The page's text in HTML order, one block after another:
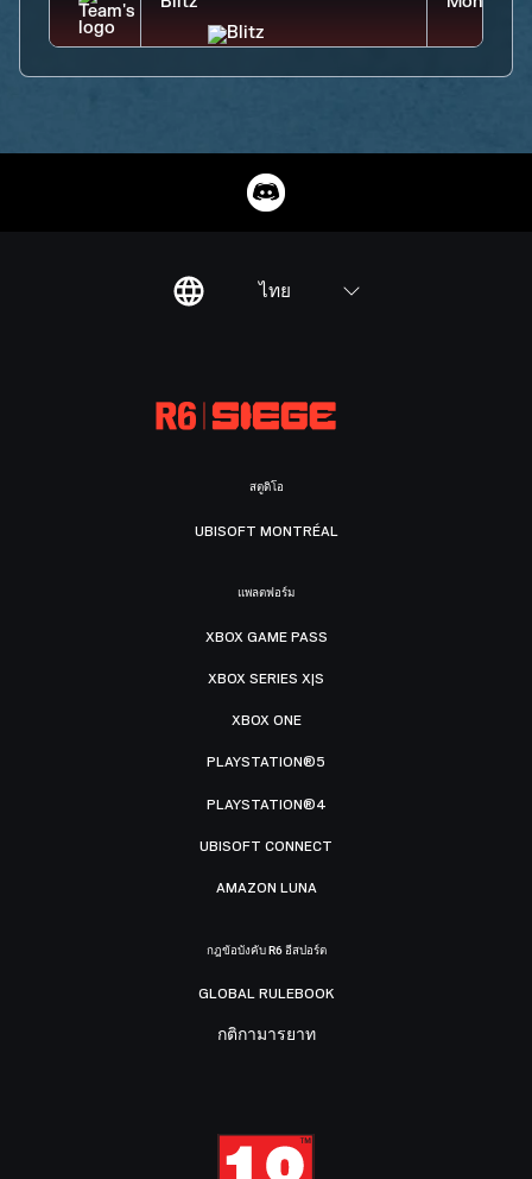
ไทย
สตูดิโอ
UBISOFT MONTRÉAL
แพลตฟอร์ม
XBOX GAME PASS
XBOX SERIES X|S
XBOX ONE
PLAYSTATION®5
PLAYSTATION®4
UBISOFT CONNECT
AMAZON LUNA
กฎข้อบังคับ R6 อีสปอร์ต
GLOBAL RULEBOOK
กติกามารยาท